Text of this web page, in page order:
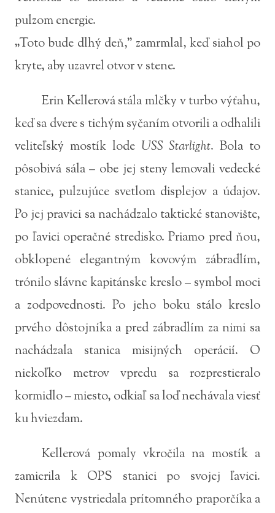
pulzom energie.
„Toto bude dlhý deň,” zamrmlal, keď siahol po
kryte, aby uzavrel otvor v stene.
Erin Kellerová stála mlčky v turbo výťahu,
keď sa dvere s tichým syčaním otvorili a odhalili
veliteľský mostík lode USSStarlight. Bola to
pôsobivá sála – obe jej steny lemovali vedecké
stanice, pulzujúce svetlom displejov a údajov.
Po jej pravici sa nachádzalo taktické stanovište,
po ľavici operačné stredisko. Priamo pred ňou,
obklopené elegantným kovovým zábradlím,
trónilo slávne kapitánske kreslo – symbol moci
a zodpovednosti. Po jeho boku stálo kreslo
prvého dôstojníka a pred zábradlím za nimi sa
nachádzala stanica misijných operácií. O
niekoľko metrov vpredu sa rozprestieralo
kormidlo – miesto, odkiaľ sa loď nechávala viesť
ku hviezdam.
Kellerová pomaly vkročila na mostík a
zamierila k OPS stanici po svojej ľavici.
Nenútene vystriedala prítomného praporčíka a